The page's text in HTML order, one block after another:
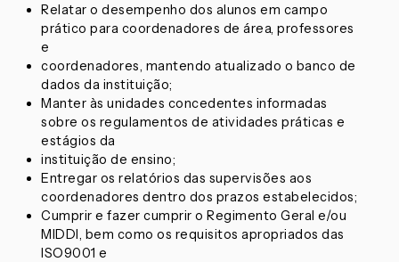
Relatar o desempenho dos alunos em campo
prático para coordenadores de área, professores
e
coordenadores, mantendo atualizado o banco de
dados da instituição;
Manter às unidades concedentes informadas
sobre os regulamentos de atividades práticas e
estágios da
instituição de ensino;
Entregar os relatórios das supervisões aos
coordenadores dentro dos prazos estabelecidos;
Cumprir e fazer cumprir o Regimento Geral e/ou
MIDDI, bem como os requisitos apropriados das
ISO9001 e